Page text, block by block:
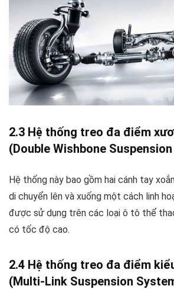
2.3 Hệ thống treo đa điểm
(Double Wishbone
Hệ thống này bao gồm hai cánh tay
di chuyển lên và xuống một cách linh
được sử dụng trên các loại ô tô thể
có tốc độ cao.
2.4 Hệ thống treo đa điểm
(Multi-Link Suspension